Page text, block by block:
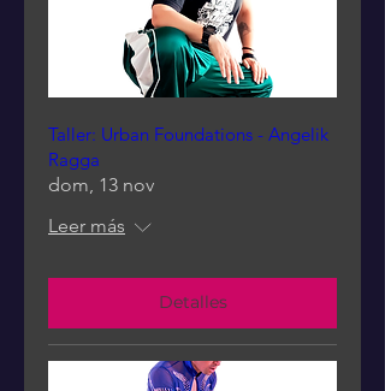
Taller: Urban Foundations - Angelik
Ragga
dom, 13 nov
Leer más
Detalles